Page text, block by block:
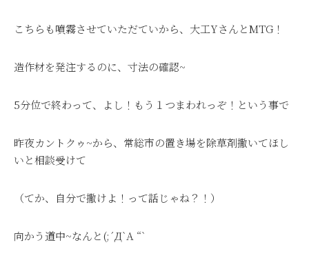
こちらも噴霧させていただていから、大工YさんとMTG！
造作材を発注するのに、寸法の確認~
5分位で終わって、よし！もう１つまわれっぞ！という事で
昨夜カントクゥ~から、常総市の置き場を除草剤撒いてほし
いと相談受けて
（てか、自分で撒けよ！って話じゃね？！）
向かう道中~なんと(;´Д`A “`